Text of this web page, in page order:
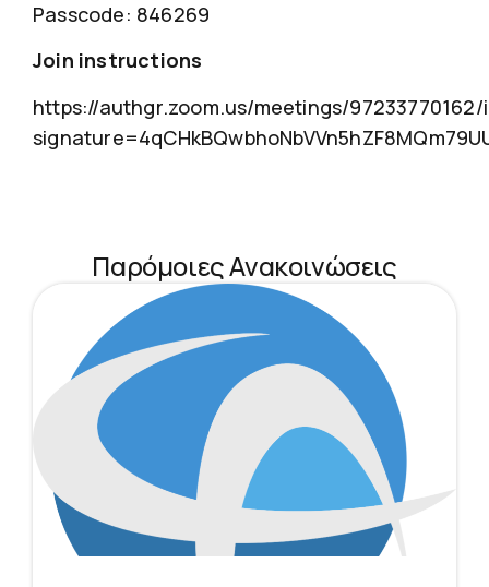
Passcode: 846269
Join instructions
https://authgr.zoom.us/meetings/
Παρόμοιες Ανακοινώσεις